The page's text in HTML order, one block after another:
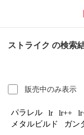
ストライク の検索
販売中のみ表示
パラレル lr lr++
メタルビルド
ガン